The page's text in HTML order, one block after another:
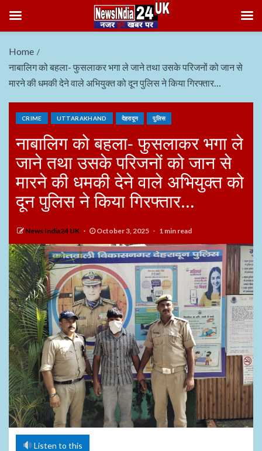
Home
नाबालिग को बहला- फुसलाकर भगा ले जाने तथा उसके परिजनों को जान से
मारने की धमकी देने वाले अभियुक्त को दून पुलिस ने किया गिरफ्तार…
CRIME UTTARAKHAND देहरादून पुलिस
नाबालिग को बहला- फुसलाकर भगा ले
जाने तथा उसके परिजनों को जान से
मारने की धमकी देने वाले अभियुक्त को
दून पुलिस ने किया गिरफ्तार…
News India24 UK October 3, 2025 1 min read
Listen to this